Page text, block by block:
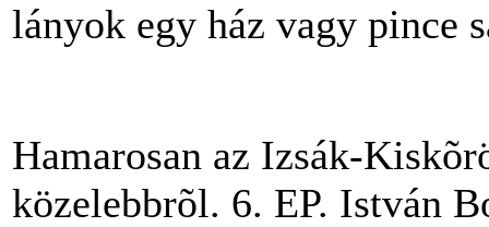
lányok egy ház vagy pince
Hamarosan az Izsák-
közelebbrõl. 6. EP. István